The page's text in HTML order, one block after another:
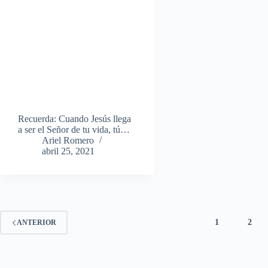
Recuerda: Cuando Jesús llega
a ser el Señor de tu vida, tú…
Ariel Romero
abril 25, 2021
ANTERIOR 1 2